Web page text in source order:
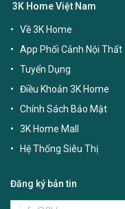
3K Home Việt Nam
Về 3K Home
App Phối Cảnh Nội Thất
Tuyển Dụng
Điều Khoản 3K Home
Chính Sách Bảo Mật
3K Home Mall
Hệ Thống Siêu Thị
Đăng ký bản tin